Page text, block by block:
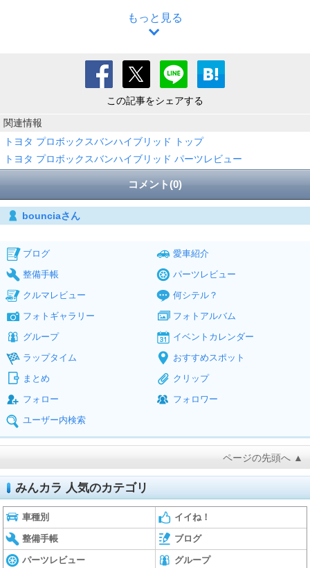
もっと見る
この記事をシェアする
関連情報
トヨタ プロボックスバンハイブリッド トップ
トヨタ プロボックスバンハイブリッド パーツレビュー
コメント(0)
bounciaさん
ブログ
愛車紹介
整備手帳
パーツレビュー
クルマレビュー
何シテル？
フォトギャラリー
フォトアルバム
グループ
イベントカレンダー
ラップタイム
おすすめスポット
まとめ
クリップ
フォロー
フォロワー
ユーザー内検索
ページの先頭へ ▲
みんカラ 人気のカテゴリ
車種別 イイね！
整備手帳 ブログ
パーツレビュー グループ